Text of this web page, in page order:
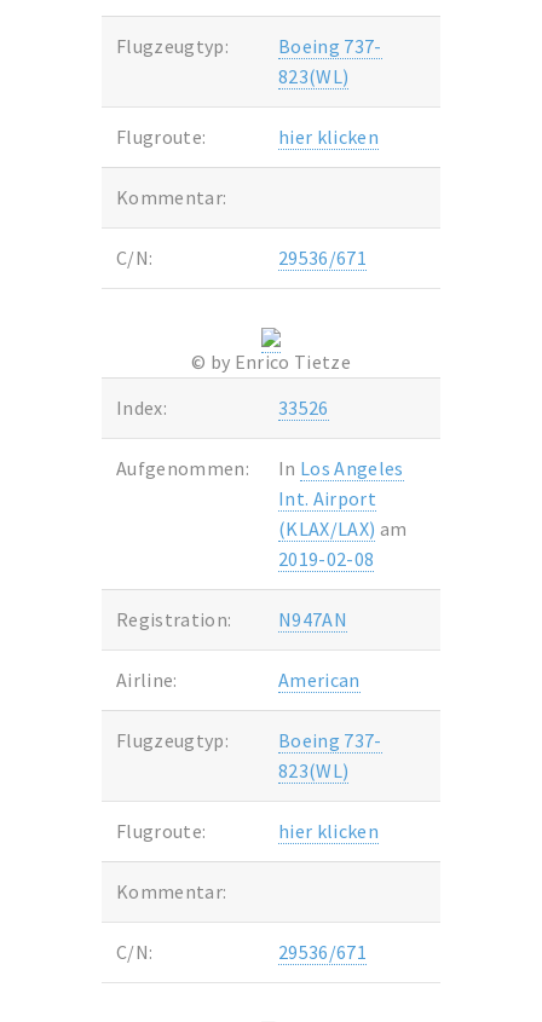
Flugzeugtyp:
Boeing 737-
823(WL)
Flugroute: hier klicken
Kommentar:
C/N: 29536/671
© by Enrico Tietze
Index:
33526
Aufgenommen: In Los Angeles
Int. Airport
(KLAX/LAX) am
2019-02-08
Registration: N947AN
Airline: American
Flugzeugtyp:
Boeing 737-
823(WL)
Flugroute: hier klicken
Kommentar:
C/N: 29536/671